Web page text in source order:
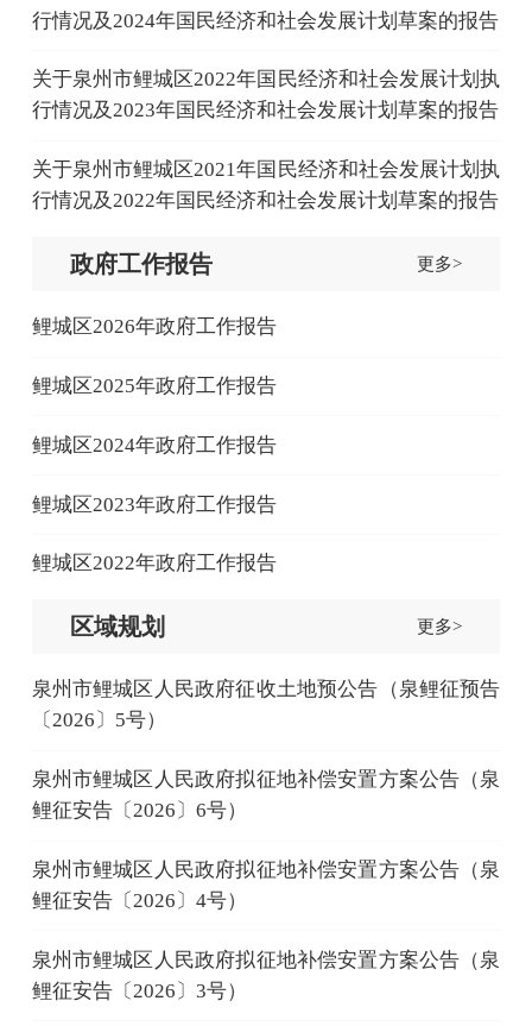
行情况及2024年国民经济和社会发展计划草案的报告
关于泉州市鲤城区2022年国民经济和社会发展计划执
行情况及2023年国民经济和社会发展计划草案的报告
关于泉州市鲤城区2021年国民经济和社会发展计划执
行情况及2022年国民经济和社会发展计划草案的报告
政府工作报告 更多>
鲤城区2026年政府工作报告
鲤城区2025年政府工作报告
鲤城区2024年政府工作报告
鲤城区2023年政府工作报告
鲤城区2022年政府工作报告
区域规划 更多>
泉州市鲤城区人民政府征收土地预公告（泉鲤征预告
〔2026〕5号）
泉州市鲤城区人民政府拟征地补偿安置方案公告（泉
鲤征安告〔2026〕6号）
泉州市鲤城区人民政府拟征地补偿安置方案公告（泉
鲤征安告〔2026〕4号）
泉州市鲤城区人民政府拟征地补偿安置方案公告（泉
鲤征安告〔2026〕3号）